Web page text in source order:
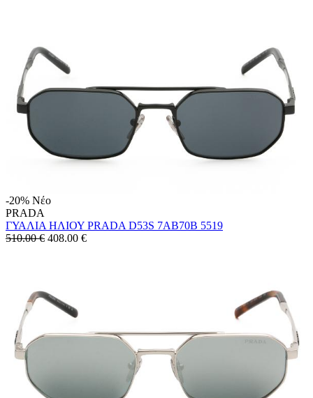
-20% Νέο
PRADA
ΓΥΑΛΙΑ ΗΛΙΟΥ PRADA D53S 7AB70B 5519
510.00 € 408.00 €